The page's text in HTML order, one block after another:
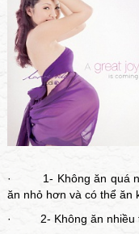
· 1- Không ăn quá no
ăn nhỏ hơn và có thể ăn
· 2- Không ăn nhiều